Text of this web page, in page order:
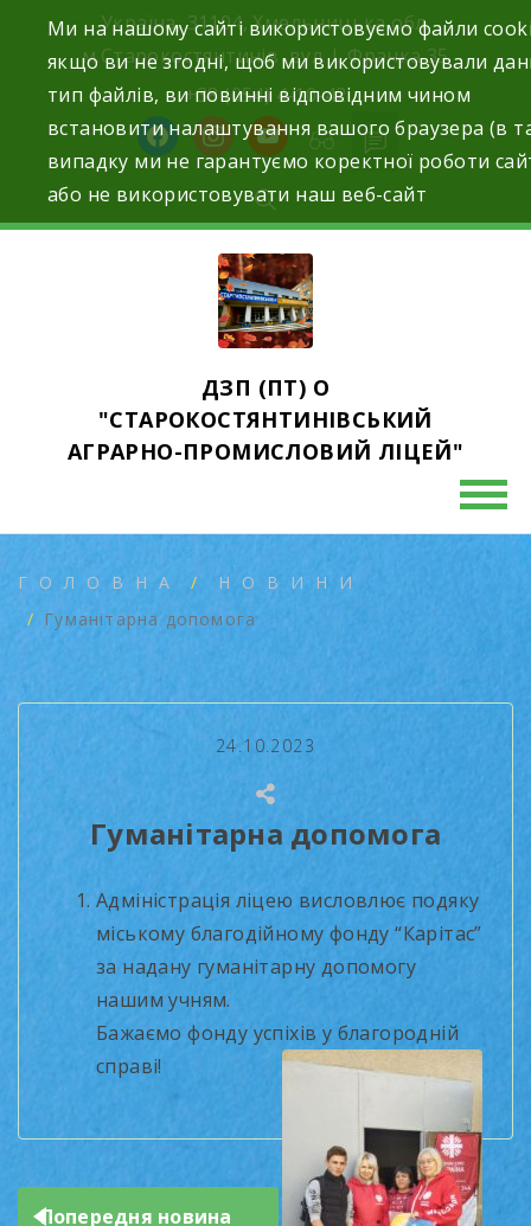
Україна, 31104, Хмельницька обл.
м.Старокостянтинів вул. І. Франка,35
+38 (054) 4-10-42
facebookinstagramyoutube
ДЗП (ПТ) О
"СТАРОКОСТЯНТИНІВСЬКИЙ
АГРАРНО-ПРОМИСЛОВИЙ ЛІЦЕЙ"
ГОЛОВНА
НОВИНИ
Гуманітарна допомога
24.10.2023
Гуманітарна допомога
Адміністрація ліцею висловлює подяку
міському благодійному фонду “Карітас”
за надану гуманітарну допомогу
нашим учням.
Бажаємо фонду успіхів у благородній
справі!
Навігація
Попередня новина
Ми на нашому сайті використовуємо файли
якщо ви не згодні, щоб ми використовували
тип файлів, ви повинні відповідним чином
встановити налаштування вашого браузера (в
випадку ми не гарантуємо коректної роботи
або не використовувати наш веб-сайт